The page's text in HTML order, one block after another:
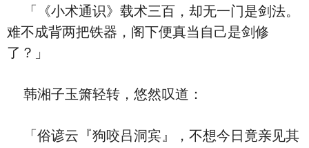
「《小术通识》载术三百，却无一门是剑法。
难不成背两把铁器，阁下便真当自己是剑修
了？」
韩湘子玉箫轻转，悠然叹道：
「俗谚云『狗咬吕洞宾』，不想今日竟亲见其